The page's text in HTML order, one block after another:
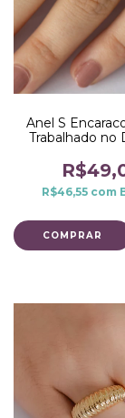
Anel S
Trabalhado no
R$46,55 com
COMPRAR